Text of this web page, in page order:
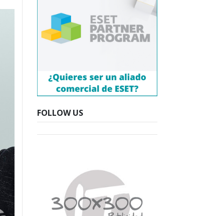
FOLLOW US